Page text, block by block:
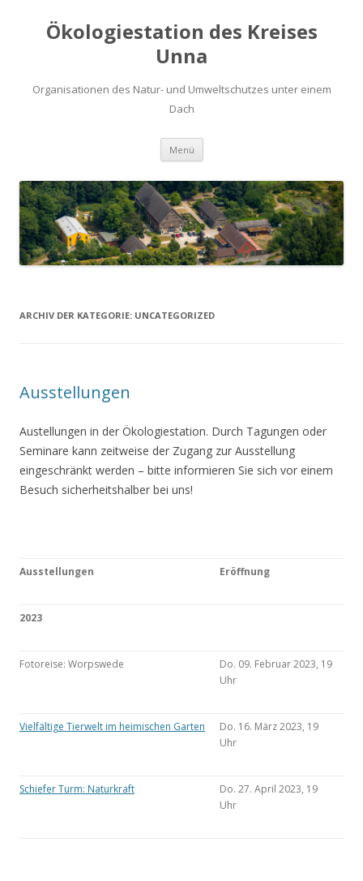
Ökologiestation des Kreises
Unna
Organisationen des Natur- und Umweltschutzes unter einem
Dach
Menü Zum
springen
ARCHIV DER KATEGORIE: UNCATEGORIZED
Ausstellungen
Austellungen in der Ökologiestation. Durch Tagungen oder
Seminare kann zeitweise der Zugang zur Ausstellung
eingeschränkt werden – bitte informieren Sie sich vor einem
Besuch sicherheitshalber bei uns!
Ausstellungen Eröffnung
2023
Fotoreise: Worpswede
Do. 09. Februar 2023, 19
Uhr
Vielfältige Tierwelt im heimischen Garten
Do. 16. März 2023, 19
Uhr
Schiefer Turm: Naturkraft
Do. 27. April 2023, 19
Uhr